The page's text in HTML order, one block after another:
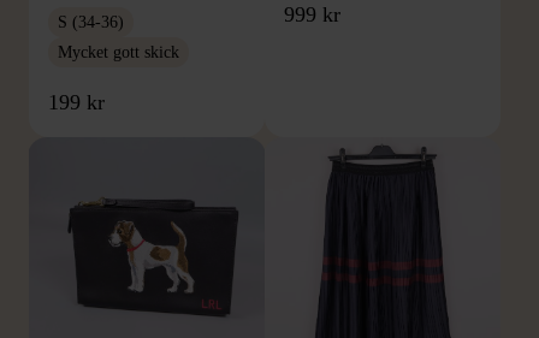
S (34-36)
Mycket gott skick
199 kr
999 kr